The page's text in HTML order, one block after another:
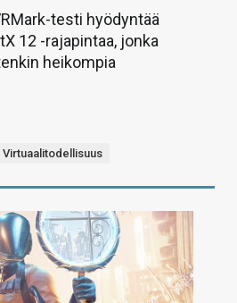
testi hyödyntää
12 -rajapintaa, jonka
heikompia
Virtuaalitodellisuus